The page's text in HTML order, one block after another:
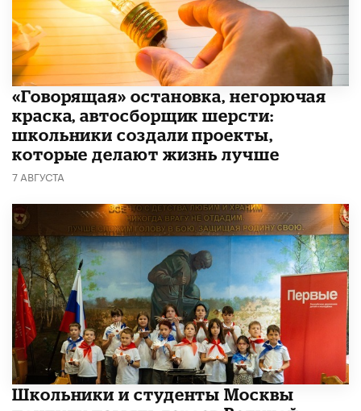
​«Говорящая» остановка, негорючая
краска, автосборщик шерсти:
школьники создали проекты,
которые делают жизнь лучше
7 АВГУСТА
Школьники и студенты Москвы